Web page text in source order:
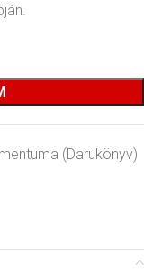
(Darukönyv)